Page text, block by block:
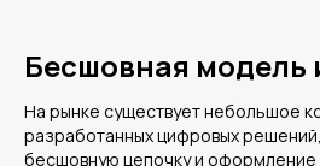
Бесшовная модель
На рынке существует небольшое
разработанных цифровых
бесшовную цепочку и оформление